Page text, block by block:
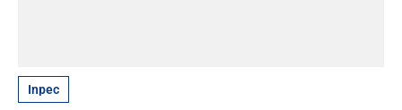
Inpec